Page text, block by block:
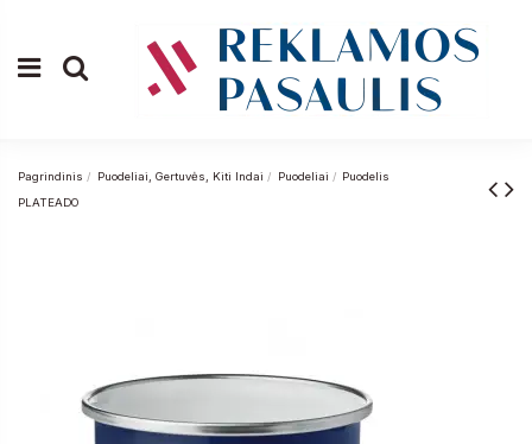
Pagrindinis Puodeliai, Gertuvės, Kiti Indai Puodeliai
Puodelis
PLATEADO